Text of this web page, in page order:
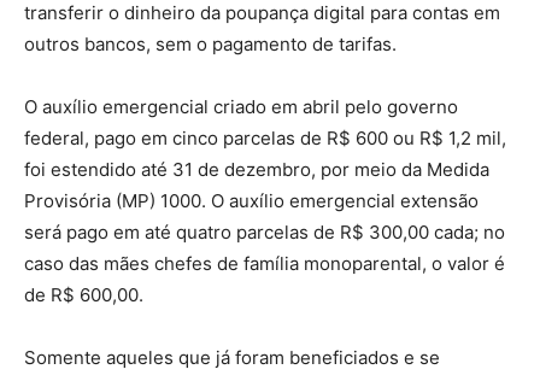
transferir o dinheiro da poupança digital para contas em
outros bancos, sem o pagamento de tarifas.
O auxílio emergencial criado em abril pelo governo
federal, pago em cinco parcelas de R$ 600 ou R$ 1,2 mil,
foi estendido até 31 de dezembro, por meio da Medida
Provisória (MP) 1000. O auxílio emergencial extensão
será pago em até quatro parcelas de R$ 300,00 cada; no
caso das mães chefes de família monoparental, o valor é
de R$ 600,00.
Somente aqueles que já foram beneficiados e se